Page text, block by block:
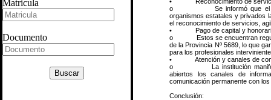
Matricula
Documento
Buscar
o Se informó que el IPS
organismos estatales y privados
el reconocimiento de servicios,
• Pago de capital y
o Estos se encuentran
de la Provincia Nº 5689, lo que
para los profesionales
• Atención y canales de
o La institución manifestó
abiertos los canales de
comunicación permanente con
Conclusión: